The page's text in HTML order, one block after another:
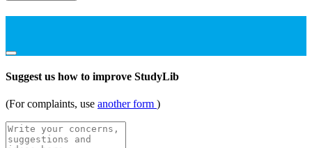
Suggest us how to improve StudyLib
(For complaints, use another form )